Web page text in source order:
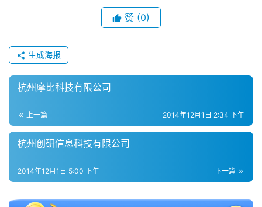
0
第
十
三
金
奖
赞 (0)
生成海报
杭州摩比科技有限公司
上一篇 2014年12月1日 2:34 下午
杭州创研信息科技有限公司
下一篇
2014年12月1日 5:00 下午